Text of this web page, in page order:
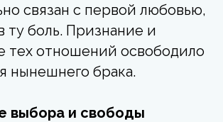
связан с первой любовью,
ту боль. Признание и
тех отношений освободило
нынешнего брака.
выбора и свободы